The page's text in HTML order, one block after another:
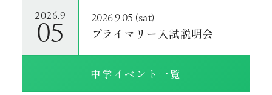
2026.9
05 2026.9.05 (sat)
プライマリー入試説明会
中学イベント一覧